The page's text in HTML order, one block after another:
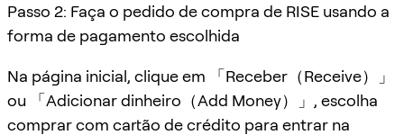
Passo 2: Faça o pedido de compra de RISE usando a
forma de pagamento escolhida
Na página inicial, clique em 「Receber（Receive）」
ou 「Adicionar dinheiro（Add Money）」, escolha
comprar com cartão de crédito para entrar na